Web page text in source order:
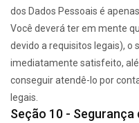
dos Dados Pessoais é
Você deverá ter em mente
devido a requisitos legais), o
imediatamente satisfeito,
conseguir atendê-lo por
legais.
Seção 10 - Segurança